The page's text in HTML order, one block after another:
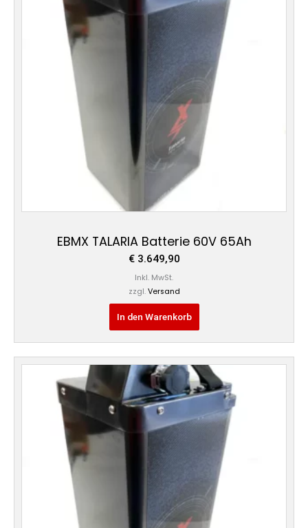
EBMX TALARIA Batterie 60V 65Ah
€3.649,90
Inkl. MwSt.
zzgl. Versand
In den Warenkorb